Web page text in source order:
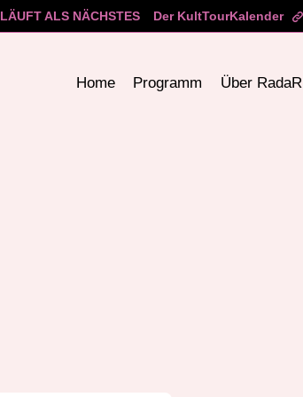
LÄUFT ALS NÄCHSTES Der KultTourKalender
Home Programm Über RadaR